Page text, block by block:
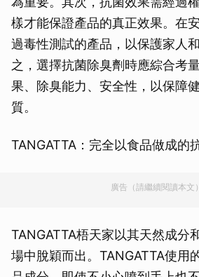
樣才能保證產品的真正效果。在
過毒性測試的產品，以保護家人
之，選擇抗菌除臭劑時應綜合考
果、除臭能力、安全性，以保障
質。
TANGATTA：完全以食品做成的
廣告（請繼續閱讀本文）
TANGATTA梧天家以其天然成分
場中脫穎而出。TANGATTA使用